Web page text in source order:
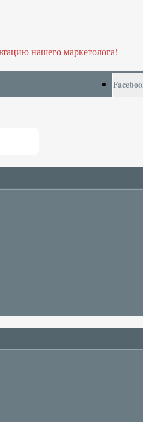
нашего маркетолога!